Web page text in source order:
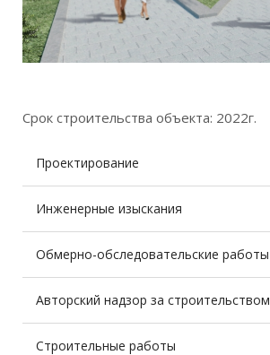
Срок строительства объекта: 2022г.
Проектирование
Инженерные изыскания
Обмерно-обследовательские работы
Авторский надзор за строительством
Строительные работы